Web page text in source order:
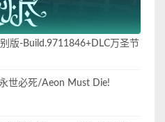
版-Build.9711846+DLC万圣节
世必死/Aeon Must Die!